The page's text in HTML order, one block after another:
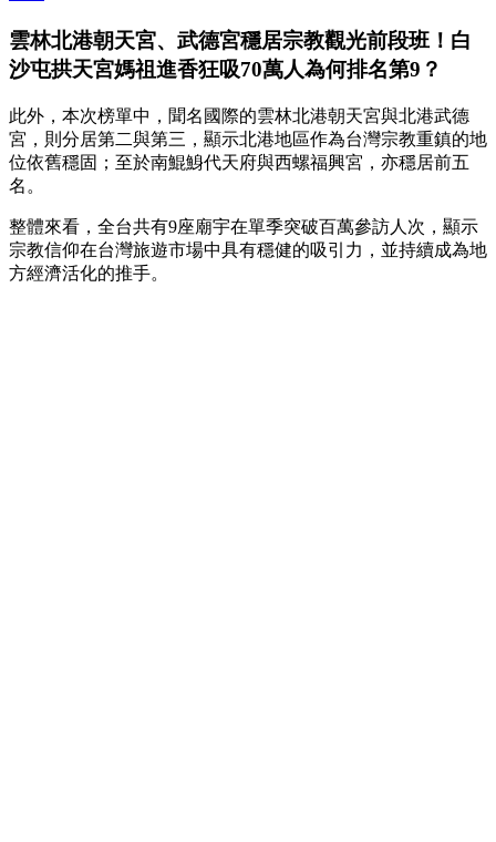
雲林北港朝天宮、武德宮穩居宗教觀光前段班！白
沙屯拱天宮媽祖進香狂吸70萬人為何排名第9？
此外，本次榜單中，聞名國際的雲林北港朝天宮與北港武德
宮，則分居第二與第三，顯示北港地區作為台灣宗教重鎮的地
位依舊穩固；至於南鯤鯓代天府與西螺福興宮，亦穩居前五
名。
整體來看，全台共有9座廟宇在單季突破百萬參訪人次，顯示
宗教信仰在台灣旅遊市場中具有穩健的吸引力，並持續成為地
方經濟活化的推手。